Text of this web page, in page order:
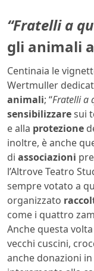
“Fratelli a
gli animali
Centinaia le
Wertmuller
animali; “Fratelli a
sensibilizzaresui
e alla protezione
inoltre, è anche
di associazioni
l’Altrove Teatro
sempre votato a
organizzato
come i quattro
Anche questa
vecchi cuscini,
anche donazioni